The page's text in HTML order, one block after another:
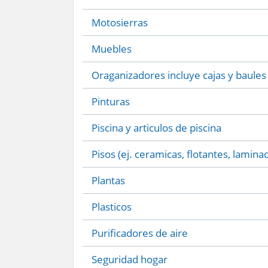
Motosierras
Muebles
Oraganizadores incluye cajas y baules
Pinturas
Piscina y articulos de piscina
Pisos (ej. ceramicas, flotantes,
Plantas
Plasticos
Purificadores de aire
Seguridad hogar